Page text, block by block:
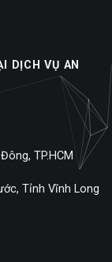
DỊCH VỤ AN
TP.HCM
Tỉnh Vĩnh Long